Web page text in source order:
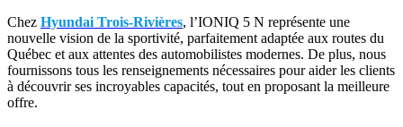
Chez Hyundai Trois-Rivières, l’IONIQ 5 N représente une
nouvelle vision de la sportivité, parfaitement adaptée aux routes du
Québec et aux attentes des automobilistes modernes. De plus, nous
fournissons tous les renseignements nécessaires pour aider les clients
à découvrir ses incroyables capacités, tout en proposant la meilleure
offre.